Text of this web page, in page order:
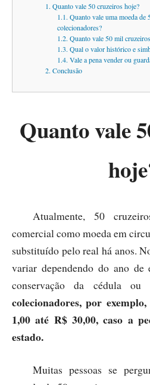
1. Quanto vale 50 cruzeiros hoje?
1.1. Quanto vale uma moeda de
colecionadores?
1.2. Quanto vale 50 mil
1.3. Qual o valor histórico e
1.4. Vale a pena vender ou
2. Conclusão
Quanto vale
Atualmente, 50
comercial como moeda em
substituído pelo real há anos.
variar dependendo do ano de
conservação da cédula
colecionadores, por
1,00 até R$ 30,00, caso a
estado.
Muitas pessoas se